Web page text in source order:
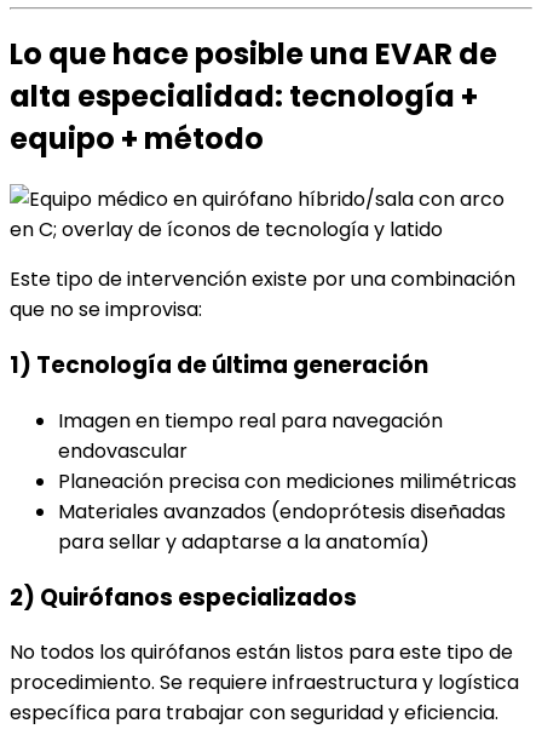
Lo que hace posible una EVAR de
alta especialidad: tecnología +
equipo + método
Este tipo de intervención existe por una combinación
que no se improvisa:
1) Tecnología de última generación
Imagen en tiempo real para navegación
endovascular
Planeación precisa con mediciones milimétricas
Materiales avanzados (endoprótesis diseñadas
para sellar y adaptarse a la anatomía)
2) Quirófanos especializados
No todos los quirófanos están listos para este tipo de
procedimiento. Se requiere infraestructura y logística
específica para trabajar con seguridad y eficiencia.